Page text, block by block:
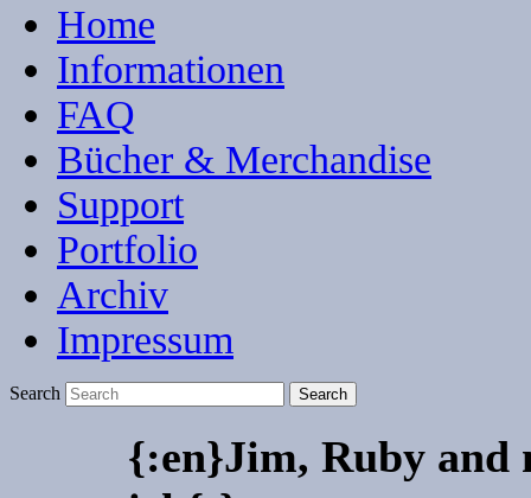
Home
Informationen
FAQ
Bücher & Merchandise
Support
Portfolio
Archiv
Impressum
Search
{:en}Jim, Ruby and